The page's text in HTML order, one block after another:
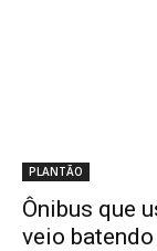
PLANTÃO
Ônibus que
veio